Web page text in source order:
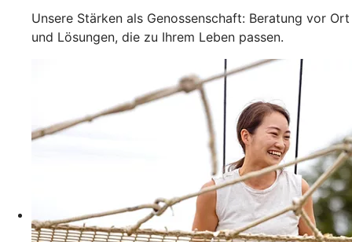
Unsere Stärken als Genossenschaft: Beratung vor Ort
und Lösungen, die zu Ihrem Leben passen.